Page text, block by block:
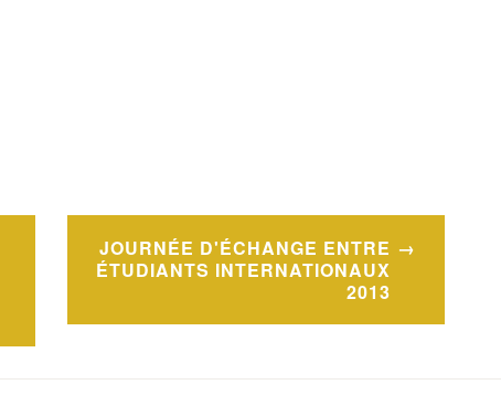
JOURNÉE D'ÉCHANGE ENTRE
ÉTUDIANTS INTERNATIONAUX
2013